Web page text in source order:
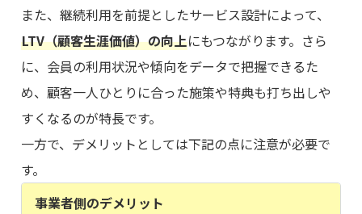
また、継続利用を前提としたサービス設計によって、
LTV（顧客生涯価値）の向上にもつながります。さら
に、会員の利用状況や傾向をデータで把握できるた
め、顧客一人ひとりに合った施策や特典も打ち出しや
すくなるのが特長です。
一方で、デメリットとしては下記の点に注意が必要で
す。
事業者側のデメリット